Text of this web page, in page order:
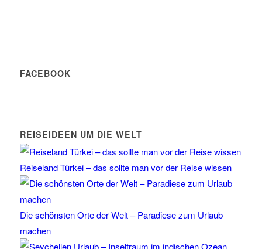
FACEBOOK
REISEIDEEN UM DIE WELT
Reiseland Türkei – das sollte man vor der Reise wissen
Die schönsten Orte der Welt – Paradiese zum Urlaub
machen